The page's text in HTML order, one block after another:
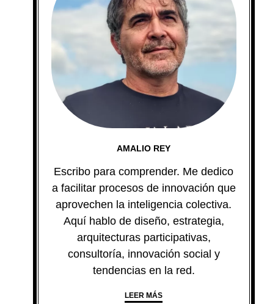
AMALIO REY
Escribo para comprender. Me dedico
a facilitar procesos de innovación que
aprovechen la inteligencia colectiva.
Aquí hablo de diseño, estrategia,
arquitecturas participativas,
consultoría, innovación social y
tendencias en la red.
LEER MÁS